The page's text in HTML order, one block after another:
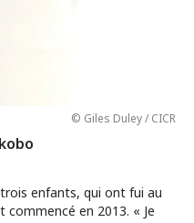
© Giles Duley / CICR
enfants, qui ont fui au
en 2013. « Je